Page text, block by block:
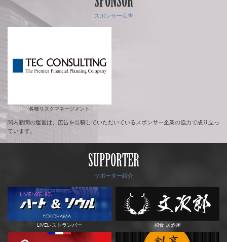
スポンサー広告
各種リスクマネージメント
関内新聞の運営は、広告を出稿していただいているスポンサー企業の協力で成り立っ
ています。
SUPPORTER
サポーター紹介
LIVEレストランバー 和食 居酒屋